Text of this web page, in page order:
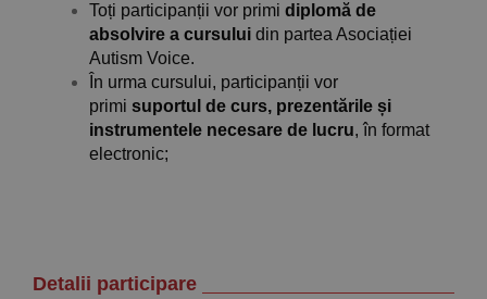
Toți participanții vor primi diplomă de
absolvire a cursuluidin partea Asociației
Autism Voice.
În urma cursului, participanții vor
primi suportul de curs, prezentările și
instrumentele necesare de lucru, în format
electronic;
Detalii participare